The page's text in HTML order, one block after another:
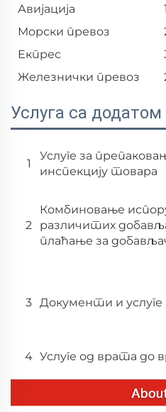
Авијација
Морски превоз
Екпрес
Железнички превоз
Услуга са
1
Услуге за
инспекцију товара
2
Комбиновање
различитих
плаћање за
3 Документи и услуге
4 Услуге од врата до